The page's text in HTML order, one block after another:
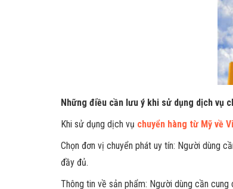
Những điều cần lưu ý khi sử dụng dịch vụ
Khi sử dụng dịch vụ chuyển hàng từ Mỹ về
Chọn đơn vị chuyển phát uy tín: Người dùng
đầy đủ.
Thông tin về sản phẩm: Người dùng cần